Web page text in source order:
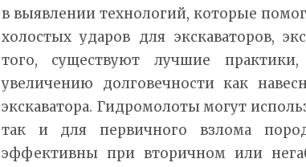
в выявлении технологий, которые
холостых ударов для экскаваторов,
того, существуют лучшие практики,
увеличению долговечности как
экскаватора. Гидромолоты могут
так и для первичного взлома
эффективны при вторичном или